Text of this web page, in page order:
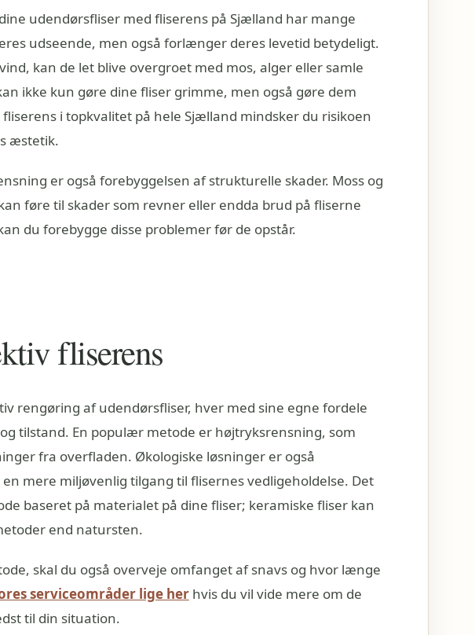
udendørsfliser med fliserens på Sjælland har mange
udseende, men også forlænger deres levetid betydeligt.
kan de let blive overgroet med mos, alger eller samle
ikke kun gøre dine fliser grimme, men også gøre dem
i topkvalitet på hele Sjælland mindsker du risikoen
æstetik.
er også forebyggelsen af strukturelle skader. Moss og
føre til skader som revner eller endda brud på fliserne
du forebygge disse problemer før de opstår.
fliserens
rengøring af udendørsfliser, hver med sine egne fordele
tilstand. En populær metode er højtryksrensning, som
fra overfladen. Økologiske løsninger er også
mere miljøvenlig tilgang til flisernes vedligeholdelse. Det
baseret på materialet på dine fliser; keramiske fliser kan
end natursten.
skal du også overveje omfanget af snavs og hvor længe
serviceområder lige herhvis du vil vide mere om de
til din situation.